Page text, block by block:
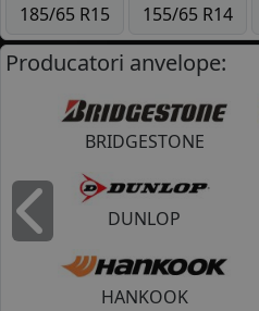
185/65 R15
155/65 R14
Producatori anvelope:
BRIDGESTONE
DUNLOP
HANKOOK
Inapoi